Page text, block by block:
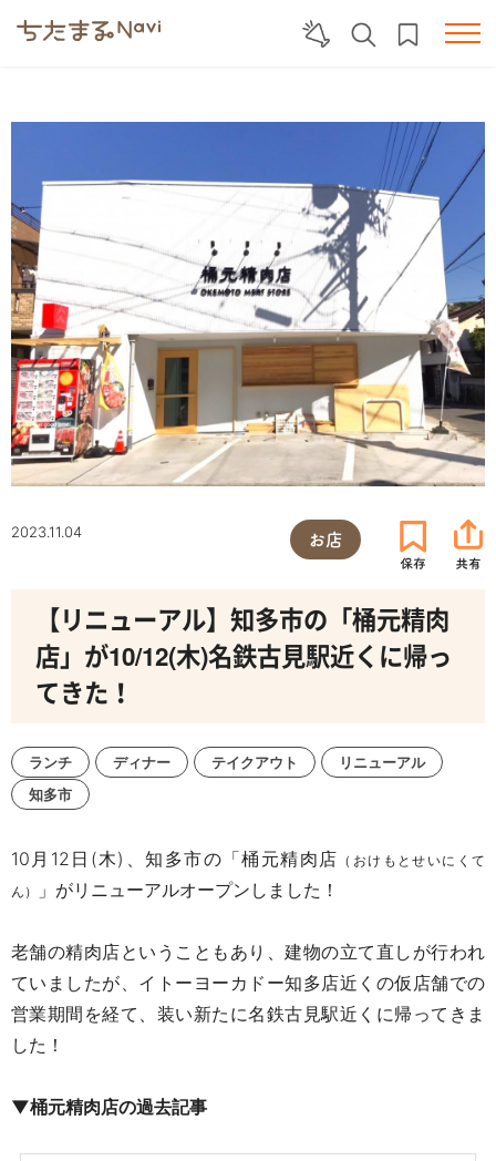
2023.11.04 お店
【リニューアル】知多市の「桶元精肉
店」が10/12(木)名鉄古見駅近くに帰っ
てきた！
ランチ ディナー テイクアウト
リニューアル
知多市
10 月 12 日 (木) 、知多市の「桶元精肉店 （おけもとせいにくて
ん）
」がリニューアルオープンしました！
老舗の精肉店ということもあり、建物の立て直しが行われ
ていましたが、イトーヨーカドー知多店近くの仮店舗での
営業期間を経て、装い新たに名鉄古見駅近くに帰ってきま
した！
▼桶元精肉店の過去記事